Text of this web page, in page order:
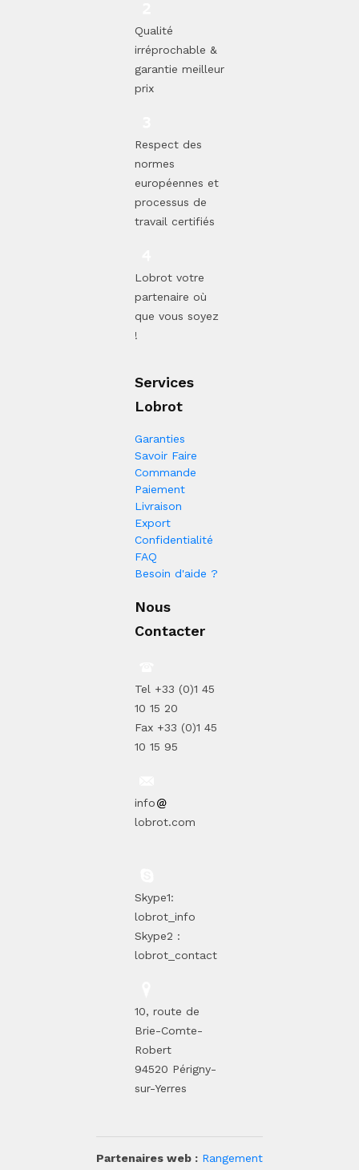
Qualité
irréprochable &
garantie meilleur
prix
Respect des
normes
européennes et
processus de
travail certifiés
Lobrot votre
partenaire où
que vous soyez
!
Services
Lobrot
Garanties
Savoir Faire
Commande
Paiement
Livraison
Export
Confidentialité
FAQ
Besoin d'aide ?
Nous
Contacter
Tel +33 (0)1 45
10 15 20
Fax +33 (0)1 45
10 15 95
info
lobrot.com
Skype1:
lobrot_info
Skype2 :
lobrot_contact
10, route de
Brie-Comte-
Robert
94520 Périgny-
sur-Yerres
Partenaires web : Rangement